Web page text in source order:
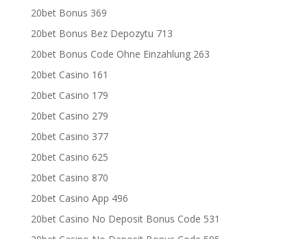
20bet Bonus 369
20bet Bonus Bez Depozytu 713
20bet Bonus Code Ohne Einzahlung 263
20bet Casino 161
20bet Casino 179
20bet Casino 279
20bet Casino 377
20bet Casino 625
20bet Casino 870
20bet Casino App 496
20bet Casino No Deposit Bonus Code 531